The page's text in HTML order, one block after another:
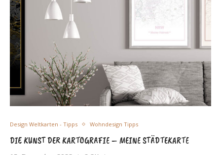
Design Weltkarten - Tipps Wohndesign Tipps
DIE KUNST DER KARTOGRAFIE – MEINE STÄDTEKARTE